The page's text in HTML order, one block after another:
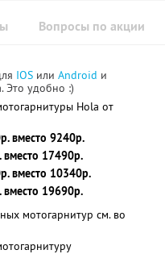
Вопросы по акции
IOS или Android и
Это удобно :)
Hola от
вместо 9240р.
вместо 17490р.
вместо 10340р.
вместо 19690р.
мотогарнитур см. во